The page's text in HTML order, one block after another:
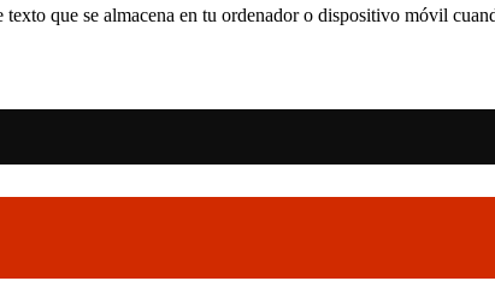
que se almacena en tu ordenador o dispositivo móvil